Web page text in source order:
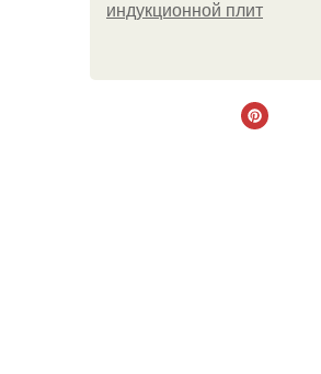
индукционной плит